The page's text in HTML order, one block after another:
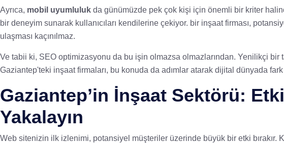
Ayrıca, mobil uyumluluk da günümüzde pek çok kişi için önemli bir kriter
bir deneyim sunarak kullanıcıları kendilerine çekiyor. bir inşaat firması,
ulaşması kaçınılmaz.
Ve tabii ki, SEO optimizasyonu da bu işin olmazsa olmazlarından. Yenilikçi bir
Gaziantep'teki inşaat firmaları, bu konuda da adımlar atarak dijital dünyada
Gaziantep’in İnşaat Sektörü:
Yakalayın
Web sitenizin ilk izlenimi, potansiyel müşteriler üzerinde büyük bir etki bırakır.